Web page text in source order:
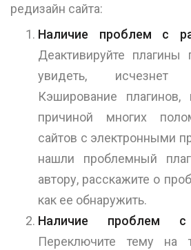
редизайн сайта:
Наличие проблем с
Деактивируйте
увидеть,
Кэширование плагинов,
причиной многих
сайтов с электронными
нашли проблемный
автору, расскажите о
как ее обнаружить.
Наличие проблем
Переключите тему на